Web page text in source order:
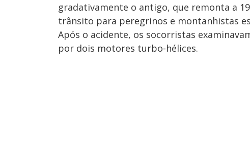
gradativamente o antigo, que remonta a
trânsito para peregrinos e montanhistas
Após o acidente, os socorristas
por dois motores turbo-hélices.